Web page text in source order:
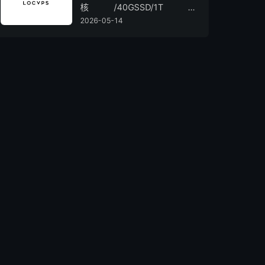
核/40GSSD/1T流
量/450Mbps带宽，低至36元/
2026-05-14